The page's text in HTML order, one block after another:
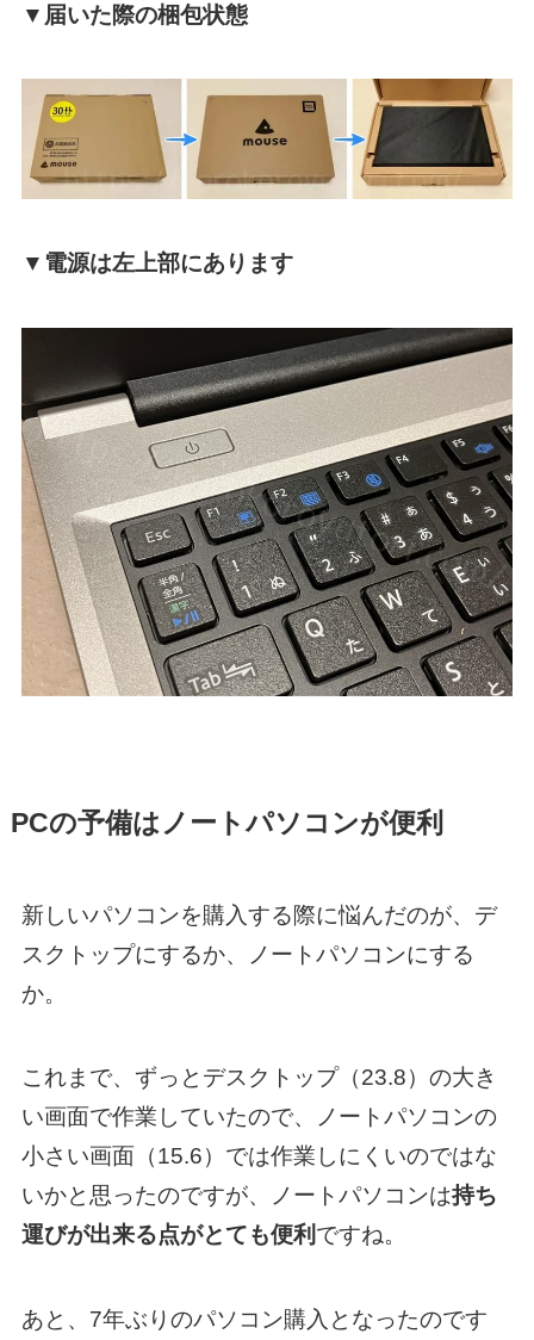
▼届いた際の梱包状態
▼電源は左上部にあります
PCの予備はノートパソコンが便利
新しいパソコンを購入する際に悩んだのが、デ
スクトップにするか、ノートパソコンにする
か。
これまで、ずっとデスクトップ（23.8）の大き
い画面で作業していたので、ノートパソコンの
小さい画面（15.6）では作業しにくいのではな
いかと思ったのですが、ノートパソコンは持ち
運びが出来る点がとても便利 ですね。
あと、7年ぶりのパソコン購入となったのです